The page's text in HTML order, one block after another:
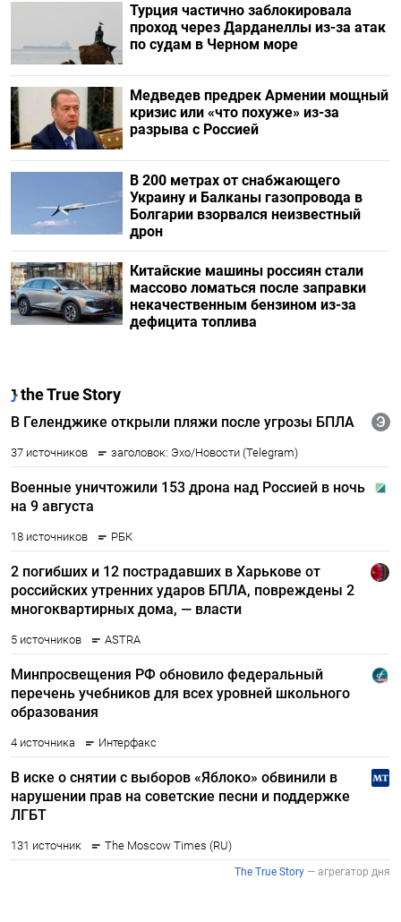
Турция частично заблокировала
проход через Дарданеллы из-за атак
по судам в Черном море
Медведев предрек Армении мощный
кризис или «что похуже» из-за
разрыва с Россией
В 200 метрах от снабжающего
Украину и Балканы газопровода в
Болгарии взорвался неизвестный
дрон
Китайские машины россиян стали
массово ломаться после заправки
некачественным бензином из-за
дефицита топлива